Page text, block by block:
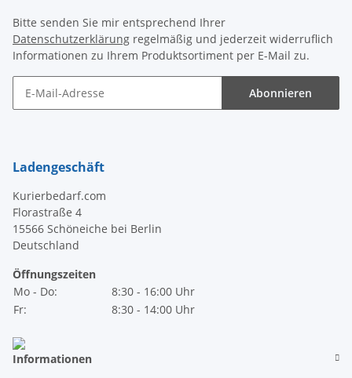
Bitte senden Sie mir entsprechend Ihrer
Datenschutzerklärung regelmäßig und jederzeit widerruflich
Informationen zu Ihrem Produktsortiment per E-Mail zu.
Abonnieren
Ladengeschäft
Kurierbedarf.com
Florastraße 4
15566 Schöneiche bei Berlin
Deutschland
Öffnungszeiten
Mo - Do:
8:30 - 16:00 Uhr
Fr:
8:30 - 14:00 Uhr
Informationen